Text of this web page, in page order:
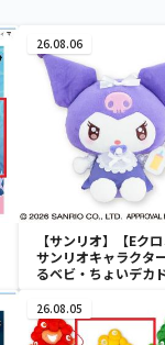
26.08.06
【サンリオ】【Eクロ
サンリオキャラクタ
るベビ・ちょいデカ
26.08.05